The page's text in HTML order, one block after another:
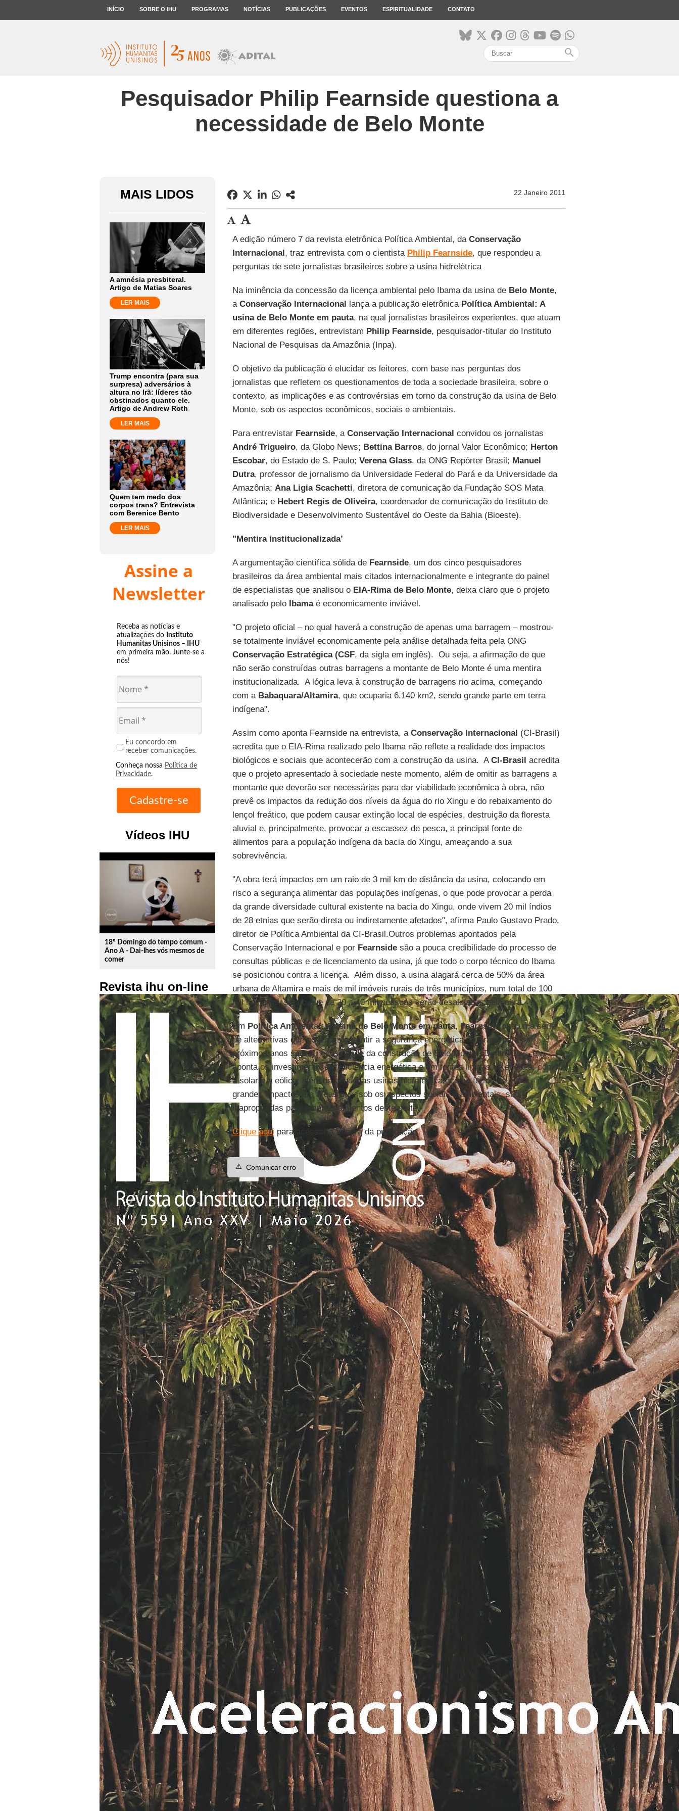
INÍCIO SOBRE O IHU PROGRAMAS NOTÍCIAS PUBLICAÇÕES EVENTOS ESPIRITUALIDADE CONTATO
search
Pesquisador Philip Fearnside questiona a
necessidade de Belo Monte
MAIS LIDOS
A amnésia presbiteral.
Artigo de Matias Soares
LER MAIS
Trump encontra (para sua
surpresa) adversários à
altura no Irã: líderes tão
obstinados quanto ele.
Artigo de Andrew Roth
LER MAIS
Quem tem medo dos
corpos trans? Entrevista
com Berenice Bento
LER MAIS
Assine a
Newsletter
Receba as notícias e
atualizações do Instituto
Humanitas Unisinos – IHU
em primeira mão. Junte-se a
nós!
Eu concordo em
receber comunicações.
Conheça nossa Política de
Privacidade.
Vídeos IHU
play_circle_outline
18º Domingo do tempo comum -
Ano A - Dai-lhes vós mesmos de
comer
Revista ihu on-line
22 Janeiro 2011
A edição número 7 da revista eletrônica Política Ambiental, da Conservação
Internacional, traz entrevista com o cientista Philip Fearnside, que respondeu a
perguntas de sete jornalistas brasileiros sobre a usina hidrelétrica
Na iminência da concessão da licença ambiental pelo Ibama da usina de Belo Monte,
a Conservação Internacional lança a publicação eletrônica Política Ambiental: A
usina de Belo Monte em pauta, na qual jornalistas brasileiros experientes, que atuam
em diferentes regiões, entrevistam Philip Fearnside, pesquisador-titular do Instituto
Nacional de Pesquisas da Amazônia (Inpa).
O objetivo da publicação é elucidar os leitores, com base nas perguntas dos
jornalistas que refletem os questionamentos de toda a sociedade brasileira, sobre o
contexto, as implicações e as controvérsias em torno da construção da usina de Belo
Monte, sob os aspectos econômicos, sociais e ambientais.
Para entrevistar Fearnside, a Conservação Internacional convidou os jornalistas
André Trigueiro, da Globo News; Bettina Barros, do jornal Valor Econômico; Herton
Escobar, do Estado de S. Paulo; Verena Glass, da ONG Repórter Brasil; Manuel
Dutra, professor de jornalismo da Universidade Federal do Pará e da Universidade da
Amazônia; Ana Ligia Scachetti, diretora de comunicação da Fundação SOS Mata
Atlântica; e Hebert Regis de Oliveira, coordenador de comunicação do Instituto de
Biodiversidade e Desenvolvimento Sustentável do Oeste da Bahia (Bioeste).
"Mentira institucionalizada’
A argumentação científica sólida de Fearnside, um dos cinco pesquisadores
brasileiros da área ambiental mais citados internacionalmente e integrante do painel
de especialistas que analisou o EIA-Rima de Belo Monte, deixa claro que o projeto
analisado pelo Ibamaé economicamente inviável.
"O projeto oficial – no qual haverá a construção de apenas uma barragem – mostrou-
se totalmente inviável economicamente pela análise detalhada feita pela ONG
Conservação Estratégica (CSF, da sigla em inglês). Ou seja, a afirmação de que
não serão construídas outras barragens a montante de Belo Monte é uma mentira
institucionalizada. A lógica leva à construção de barragens rio acima, começando
com a Babaquara/Altamira, que ocuparia 6.140 km2, sendo grande parte em terra
indígena".
Assim como aponta Fearnside na entrevista, a Conservação Internacional (CI-Brasil)
acredita que o EIA-Rima realizado pelo Ibama não reflete a realidade dos impactos
biológicos e sociais que acontecerão com a construção da usina. ACI-Brasil acredita
que o projeto apresentado à sociedade neste momento, além de omitir as barragens a
montante que deverão ser necessárias para dar viabilidade econômica à obra, não
prevê os impactos da redução dos níveis da água do rio Xingu e do rebaixamento do
lençol freático, que podem causar extinção local de espécies, destruição da floresta
aluvial e, principalmente, provocar a escassez de pesca, a principal fonte de
alimentos para a população indígena da bacia do Xingu, ameaçando a sua
sobrevivência.
"A obra terá impactos em um raio de 3 mil km de distância da usina, colocando em
risco a segurança alimentar das populações indígenas, o que pode provocar a perda
da grande diversidade cultural existente na bacia do Xingu, onde vivem 20 mil índios
de 28 etnias que serão direta ou indiretamente afetados", afirma Paulo Gustavo Prado,
diretor de Política Ambiental da CI-Brasil.Outros problemas apontados pela
Conservação Internacional e por Fearnsidesão a pouca credibilidade do processo de
consultas públicas e de licenciamento da usina, já que todo o corpo técnico do Ibama
se posicionou contra a licença. Além disso, a usina alagará cerca de 50% da área
urbana de Altamira e mais de mil imóveis rurais de três municípios, num total de 100
mil hectares, sendo que de 20 a 40 mil pessoas serão desalojadas pela obra.
Em Política Ambiental: A usina de Belo Monte em pauta,Fearnsidecita uma série
de alternativas que poderiam garantir a segurança energética do Brasil para os
próximos anos sem a necessidade da construção de Belo Monte. Dentre elas, ele
aponta os investimentosem eficiência energética e em fontes limpas de energia, como
a solar e a eólica, além de pequenas usinas hidrelétricas como forma de evitar
grandes impactos em áreas que, sob os aspectos sociais e ambientais, são
inapropriadas para empreendimentos deste porte.
Clique aqui para acessar a íntegra da publicação
⚠️ Comunicar erro